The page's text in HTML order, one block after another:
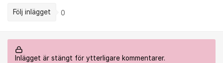
Följ inlägget 0
Inlägget är stängt för ytterligare kommentarer.